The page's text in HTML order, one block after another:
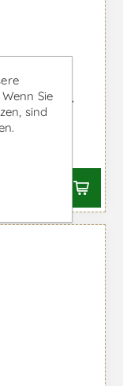
-
Sie
sind